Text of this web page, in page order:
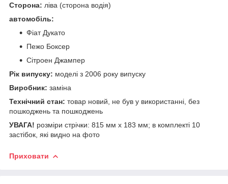
Сторона: ліва (сторона водія)
автомобіль:
Фіат Дукато
Пежо Боксер
Сітроен Джампер
Рік випуску: моделі з 2006 року випуску
Виробник: заміна
Технічний стан: товар новий, не був у використанні, без
пошкоджень та пошкоджень
УВАГА! розміри стрічки: 815 мм х 183 мм; в комплекті 10
застібок, які видно на фото
Приховати